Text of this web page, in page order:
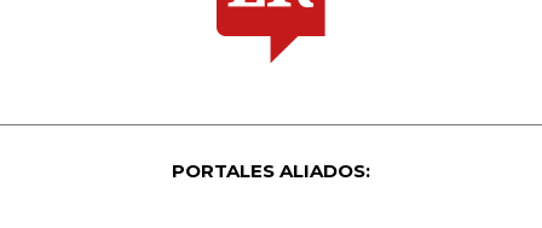
PORTALES ALIADOS: